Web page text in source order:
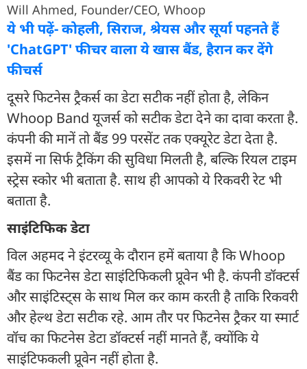
Will Ahmed, Founder/CEO, Whoop
ये भी पढ़ें- कोहली, सिराज, श्रेयस और सूर्या पहनते हैं
'ChatGPT' फीचर वाला ये खास बैंड, हैरान कर देंगे
फीचर्स
दूसरे फिटनेस ट्रैकर्स का डेटा सटीक नहीं होता है, लेकिन
Whoop Band यूजर्स को सटीक डेटा देने का दावा करता है.
कंपनी की मानें तो बैंड 99 परसेंट तक एक्यूरेट डेटा देता है.
इसमें ना सिर्फ ट्रैकिंग की सुविधा मिलती है, बल्कि रियल टाइम
स्ट्रेस स्कोर भी बताता है. साथ ही आपको ये रिकवरी रेट भी
बताता है.
साइंटिफिक डेटा
विल अहमद ने इंटरव्यू के दौरान हमें बताया है कि Whoop
बैंड का फिटनेस डेटा साइंटिफिकली प्रूवेन भी है. कंपनी डॉक्टर्स
और साइंटिस्ट्स के साथ मिल कर काम करती है ताकि रिकवरी
और हेल्थ डेटा सटीक रहे. आम तौर पर फिटनेस ट्रैकर या स्मार्ट
वॉच का फिटनेस डेटा डॉक्टर्स नहीं मानते हैं, क्योंकि ये
साइंटिफकली प्रूवेन नहीं होता है.